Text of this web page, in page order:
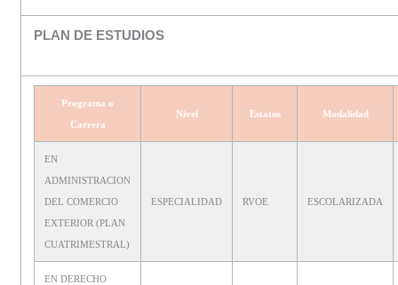
PLAN DE ESTUDIOS
Programa o
Carrera
Nivel Estatus Modalidad
EN
ADMINISTRACION
DEL COMERCIO
EXTERIOR (PLAN
CUATRIMESTRAL)
ESPECIALIDAD RVOE ESCOLARIZADA
EN DERECHO